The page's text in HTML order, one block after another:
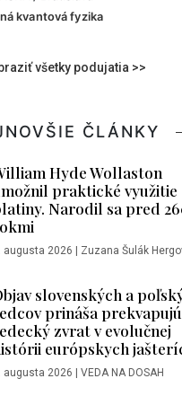
kvantová fyzika
všetky podujatia >>
ČLÁNKY
Hyde Wollaston
praktické využitie
Narodil sa pred
augusta 2026 | Zuzana Šulák
slovenských a
prináša
zvrat v evolučnej
európskych
augusta 2026 | VEDA NA DOSAH